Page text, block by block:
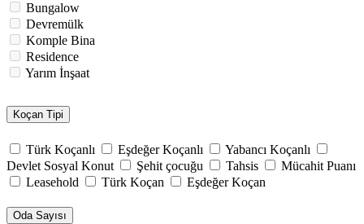
Bungalow
Devremülk
Komple Bina
Residence
Yarım İnşaat
Koçan Tipi
Türk Koçanlı Eşdeğer Koçanlı
Yabancı Koçanlı
Devlet Sosyal Konut
Şehit çocuğu Tahsis
Mücahit Puanı
Leasehold
Türk Koçan Eşdeğer Koçan
Oda Sayısı